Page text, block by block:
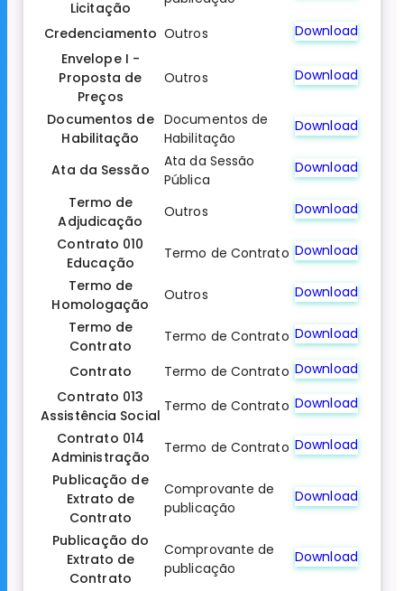
Licitação
Credenciamento Outros
Download
Envelope I -
Proposta de
Preços
Outros Download
Documentos de
Habilitação
Documentos de
Habilitação
Download
Ata da Sessão
Ata da Sessão
Pública
Download
Termo de
Adjudicação
Outros
Download
Contrato 010
Educação
Termo de Contrato Download
Termo de
Homologação
Outros
Download
Termo de
Contrato
Termo de Contrato Download
Contrato Termo de Contrato Download
Contrato 013
Assistência Social
Termo de Contrato Download
Contrato 014
Administração
Termo de Contrato Download
Publicação de
Extrato de
Contrato
Comprovante de
publicação
Download
Publicação do
Extrato de
Contrato
Comprovante de
publicação
Download